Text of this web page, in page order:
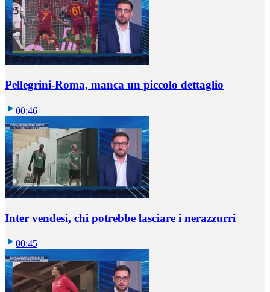
Pellegrini-Roma, manca un piccolo dettaglio
00:46
Inter vendesi, chi potrebbe lasciare i nerazzurri
00:45